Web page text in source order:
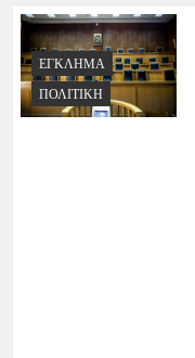
ΈΓΚΛΗΜΑ
ΠΟΛΙΤΙΚΉ